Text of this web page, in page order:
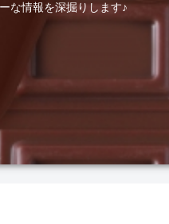
な情報を深掘りします♪